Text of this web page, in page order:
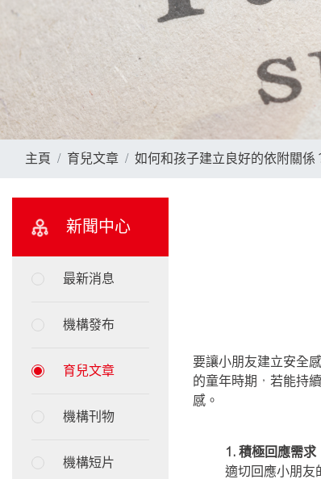
主頁 育兒文章 如何和孩子建立良好的依附關係
新聞中心
最新消息
機構發布
育兒文章
機構刊物
機構短片
要讓小朋友建立安全
的童年時期，若能持
感。
1. 積極回應需求
適切回應小朋友